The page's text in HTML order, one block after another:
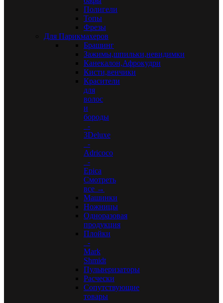
Полигели
Топы
Фрезы
Для Парикмахеров
Брашинг
Зажимы,шпильки,невидимки
Канекалон,Афрокудри
Кисти,венчики
Красители
для
волос
и
бороды
-
3Deluxe
-
Adricoco
-
Epica
Смотреть
все →
Машинки
Ножницы
Одноразовая
продукция
Плойки
-
Mark
Shmidt
Пульверизаторы
Расчески
Сопутствующие
товары